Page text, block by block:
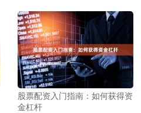
股票配资入门指南：如何获得资
金杠杆